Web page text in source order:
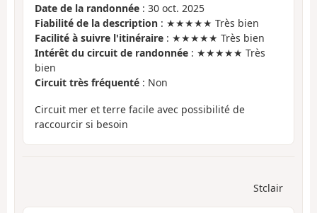
Date de la randonnée : 30 oct. 2025
Fiabilité de la description : ★★★★★ Très bien
Facilité à suivre l'itinéraire : ★★★★★ Très bien
Intérêt du circuit de randonnée : ★★★★★ Très
bien
Circuit très fréquenté : Non
Circuit mer et terre facile avec possibilité de
raccourcir si besoin
Stclair